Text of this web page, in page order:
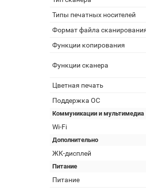
Типы печатных носителей
Формат файла
Функции копирования
Функции сканера
Цветная печать
Поддержка ОС
Коммуникации и мультимедиа
Wi-Fi
Дополнительно
ЖК-дисплей
Питание
Питание